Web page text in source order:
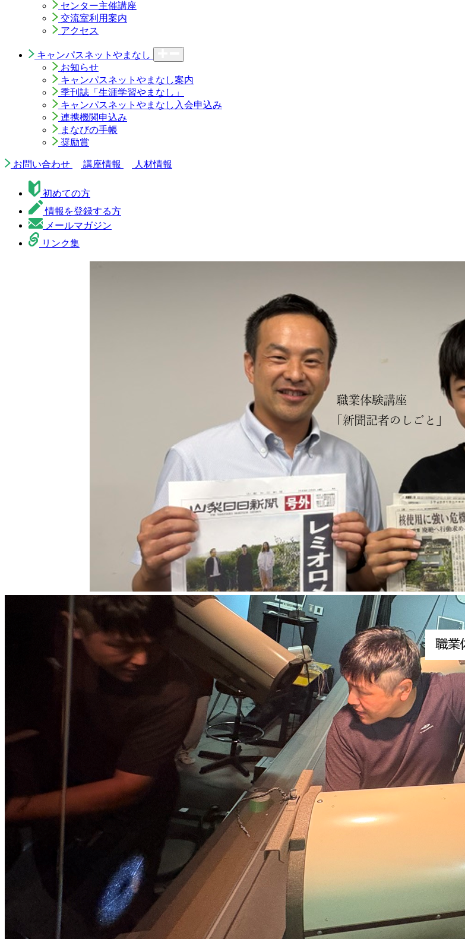
センター主催講座
交流室利用案内
アクセス
キャンパスネットやまなし
お知らせ
キャンパスネットやまなし案内
季刊誌「生涯学習やまなし」
キャンパスネットやまなし入会申込み
連携機関申込み
まなびの手帳
奨励賞
お問い合わせ 講座情報 人材情報
初めての方
情報を登録する方
メールマガジン
リンク集